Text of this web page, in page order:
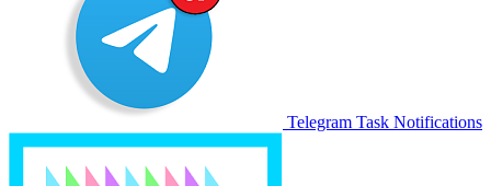
Telegram Task Notifications